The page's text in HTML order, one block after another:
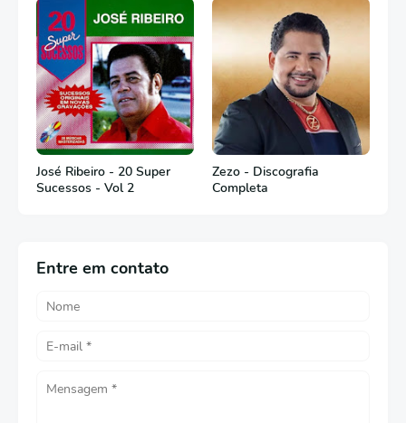
José Ribeiro - 20 Super
Sucessos - Vol 2
Zezo - Discografia
Completa
Entre em contato